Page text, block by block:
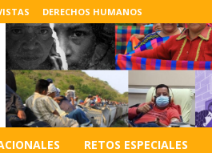
DERECHOS HUMANOS
RETOS ESPECIALES